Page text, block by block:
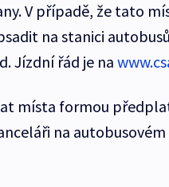
V případě, že tato
na stanici
Jízdní řád je na
místa formou
na autobusovém